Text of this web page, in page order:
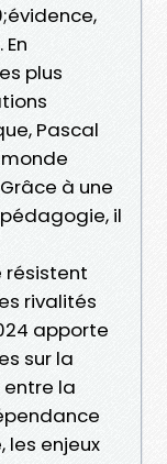
plus
Pascal
à une
il
rivalités
apporte
sur la
entre la
enjeux